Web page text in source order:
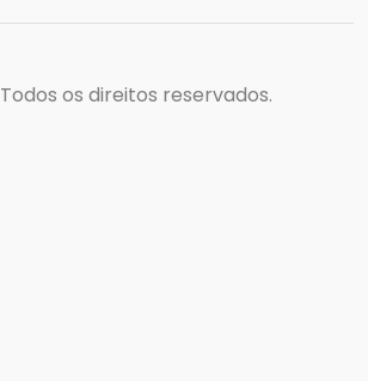
Todos os direitos reservados.